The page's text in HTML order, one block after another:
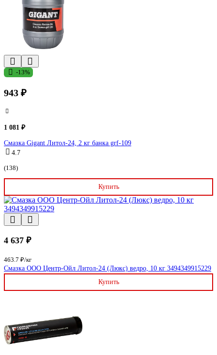
-13%
943 ₽
1 081 ₽
Cмазка Gigant Литол-24, 2 кг банка grf-109
4.7
(138)
Купить
4 637 ₽
463.7 ₽/кг
Смазка ООО Центр-Ойл Литол-24 (Люкс) ведро, 10 кг 3494349915229
Купить